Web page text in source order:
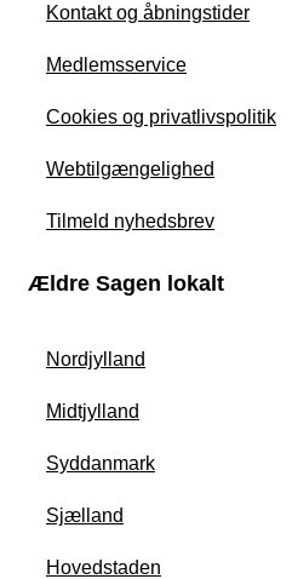
Kontakt og åbningstider
Medlemsservice
Cookies og privatlivspolitik
Webtilgængelighed
Tilmeld nyhedsbrev
Ældre Sagen lokalt
Nordjylland
Midtjylland
Syddanmark
Sjælland
Hovedstaden